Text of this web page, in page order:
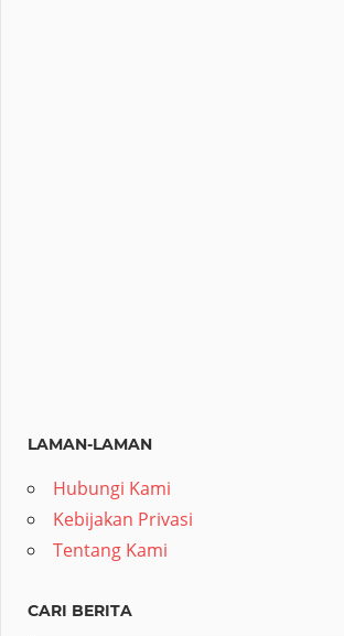
LAMAN-LAMAN
Hubungi Kami
Kebijakan Privasi
Tentang Kami
CARI BERITA